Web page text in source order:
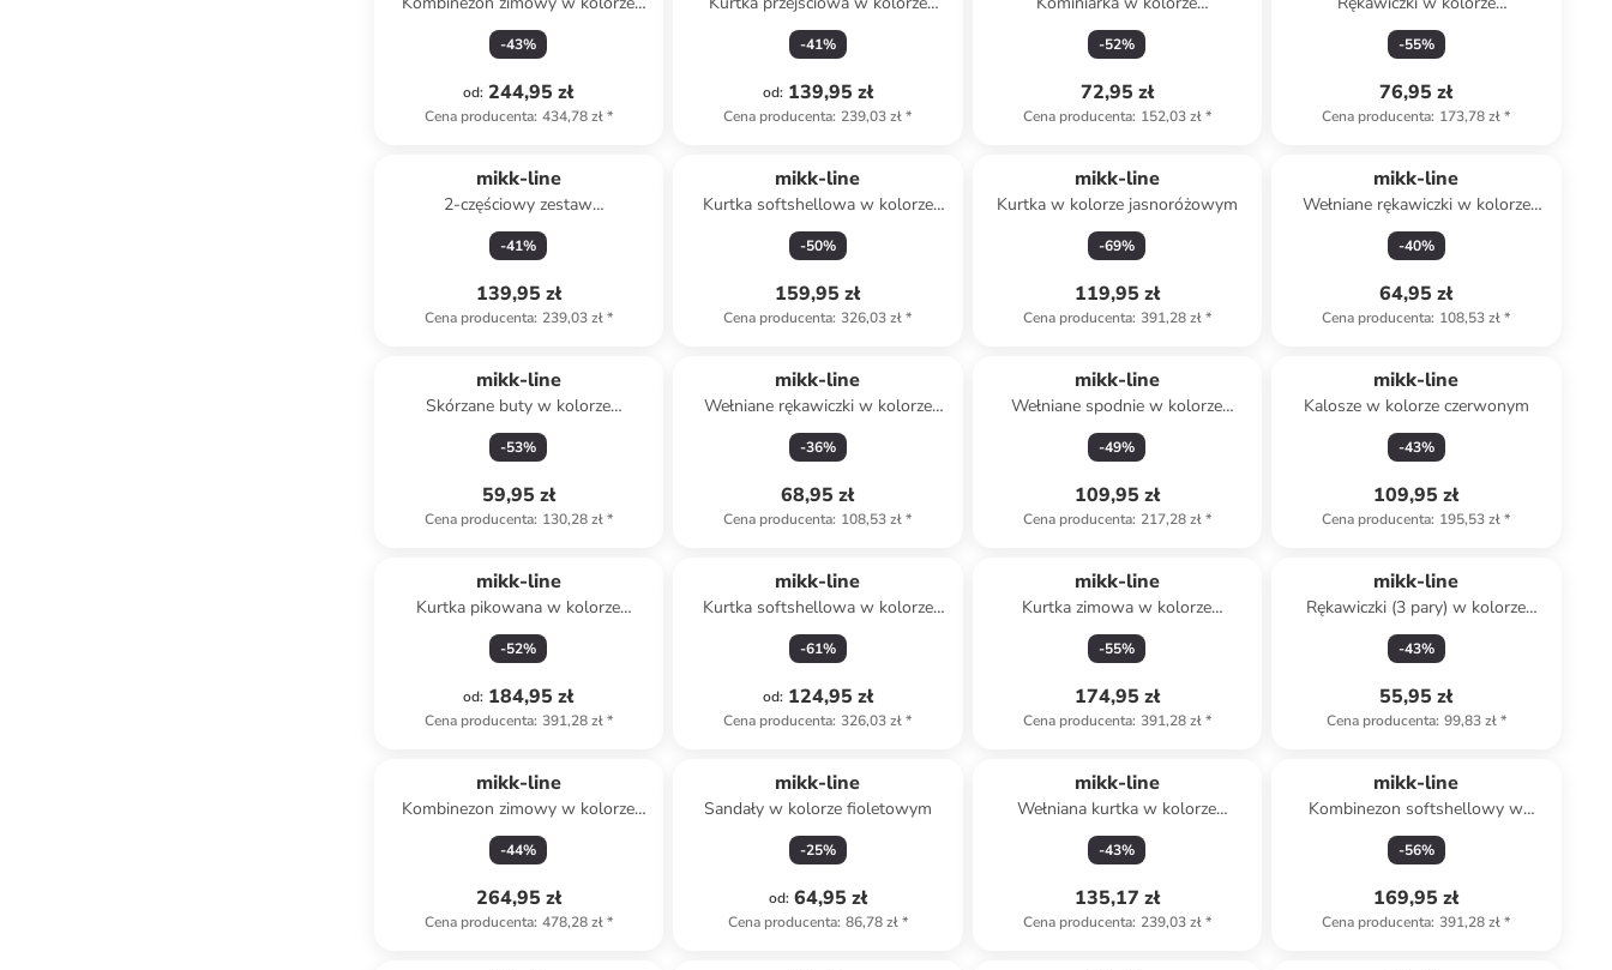
jasnoróżowym
-43%
od: 244,95 zł
Cena producenta: 434,78 zł*
brązowym
-41%
od: 139,95 zł
Cena producenta: 239,03 zł*
ciemnozielonym
-52%
72,95 zł
Cena producenta: 152,03 zł*
jasnoróżowym
-55%
76,95 zł
Cena producenta: 173,78 zł*
mikk-line
2-częściowy zestaw
przeciwdeszczowy w kolorze
zielonym
-41%
139,95 zł
Cena producenta: 239,03 zł*
mikk-line
Kurtka softshellowa w kolorze
beżowym
-50%
159,95 zł
Cena producenta: 326,03 zł*
mikk-line
Kurtka w kolorze jasnoróżowym
-69%
119,95 zł
Cena producenta: 391,28 zł*
mikk-line
Wełniane rękawiczki w kolorze
antracytowym
-40%
64,95 zł
Cena producenta: 108,53 zł*
mikk-line
Skórzane buty w kolorze
jasnoróżowym do nauki chodzenia
-53%
59,95 zł
Cena producenta: 130,28 zł*
mikk-line
Wełniane rękawiczki w kolorze
beżowym
-36%
68,95 zł
Cena producenta: 108,53 zł*
mikk-line
Wełniane spodnie w kolorze
szaroróżowym
-49%
109,95 zł
Cena producenta: 217,28 zł*
mikk-line
Kalosze w kolorze czerwonym
-43%
109,95 zł
Cena producenta: 195,53 zł*
mikk-line
Kurtka pikowana w kolorze
kremowo-brązowym
-52%
od: 184,95 zł
Cena producenta: 391,28 zł*
mikk-line
Kurtka softshellowa w kolorze
błękitnym
-61%
od: 124,95 zł
Cena producenta: 326,03 zł*
mikk-line
Kurtka zimowa w kolorze
jasnoróżowym
-55%
174,95 zł
Cena producenta: 391,28 zł*
mikk-line
Rękawiczki (3 pary) w kolorze
beżowym, brązowym i granatowym
-43%
55,95 zł
Cena producenta: 99,83 zł*
mikk-line
Kombinezon zimowy w kolorze
brązowym
-44%
264,95 zł
Cena producenta: 478,28 zł*
mikk-line
Sandały w kolorze fioletowym
-25%
od: 64,95 zł
Cena producenta: 86,78 zł*
mikk-line
Wełniana kurtka w kolorze
jasnobrązowym
-43%
135,17 zł
Cena producenta: 239,03 zł*
mikk-line
Kombinezon softshellowy w
kolorze granatowym
-56%
169,95 zł
Cena producenta: 391,28 zł*